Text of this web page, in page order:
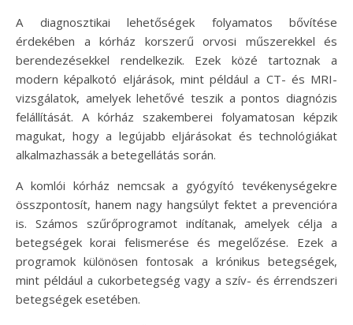
A diagnosztikai lehetőségek folyamatos bővítése
érdekében a kórház korszerű orvosi műszerekkel és
berendezésekkel rendelkezik. Ezek közé tartoznak a
modern képalkotó eljárások, mint például a CT- és MRI-
vizsgálatok, amelyek lehetővé teszik a pontos diagnózis
felállítását. A kórház szakemberei folyamatosan képzik
magukat, hogy a legújabb eljárásokat és technológiákat
alkalmazhassák a betegellátás során.
A komlói kórház nemcsak a gyógyító tevékenységekre
összpontosít, hanem nagy hangsúlyt fektet a prevencióra
is. Számos szűrőprogramot indítanak, amelyek célja a
betegségek korai felismerése és megelőzése. Ezek a
programok különösen fontosak a krónikus betegségek,
mint például a cukorbetegség vagy a szív- és érrendszeri
betegségek esetében.